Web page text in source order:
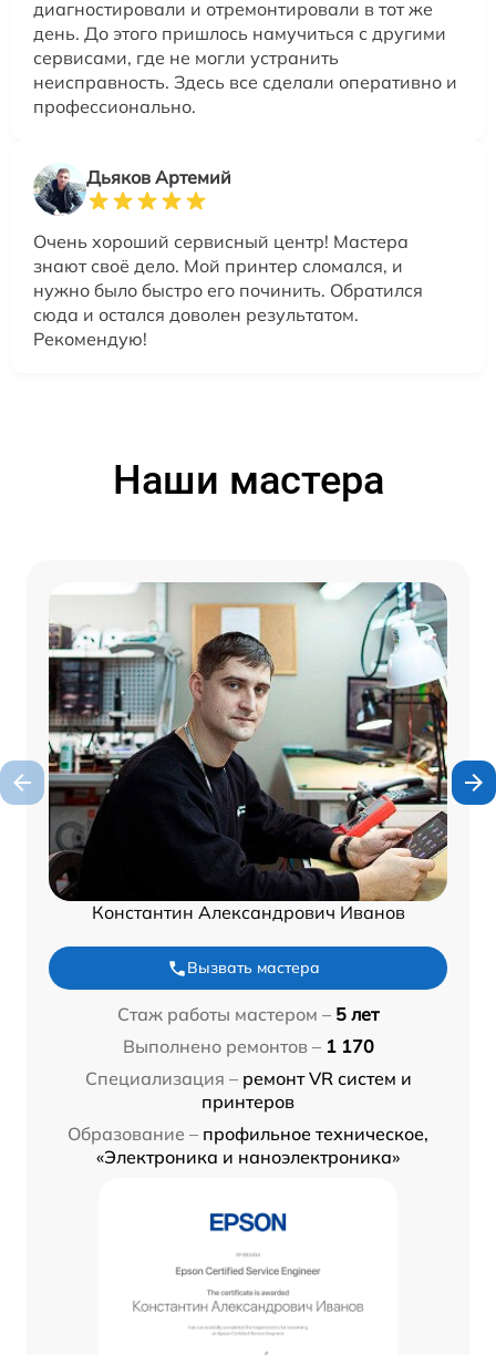
диагностировали и отремонтировали в тот же
день. До этого пришлось намучиться с другими
сервисами, где не могли устранить
неисправность. Здесь все сделали оперативно и
профессионально.
Дьяков Артемий
Очень хороший сервисный центр! Мастера
знают своё дело. Мой принтер сломался, и
нужно было быстро его починить. Обратился
сюда и остался доволен результатом.
Рекомендую!
Наши мастера
Константин Александрович Иванов
Вызвать мастера
Стаж работы мастером – 5 лет
Выполнено ремонтов – 1 170
Специализация – ремонт VR систем и
принтеров
Образование – профильное техническое,
«Электроника и наноэлектроника»